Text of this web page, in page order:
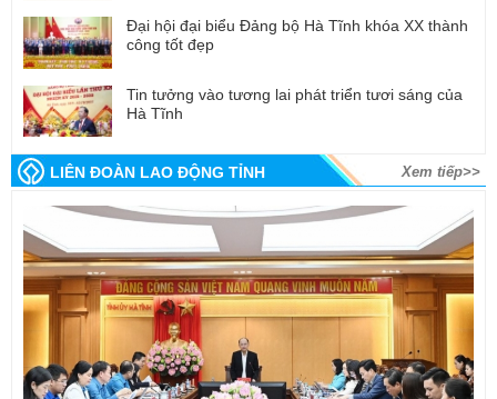
Đại hội đại biểu Đảng bộ Hà Tĩnh khóa XX thành
công tốt đẹp
Tin tưởng vào tương lai phát triển tươi sáng của
Hà Tĩnh
LIÊN ĐOÀN LAO ĐỘNG TỈNH Xem tiếp>>